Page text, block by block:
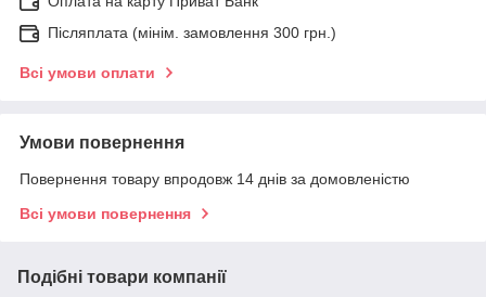
Післяплата (мінім. замовлення 300 грн.)
Всі умови оплати
Умови повернення
Повернення товару впродовж 14 днів за домовленістю
Всі умови повернення
Подібні товари компанії